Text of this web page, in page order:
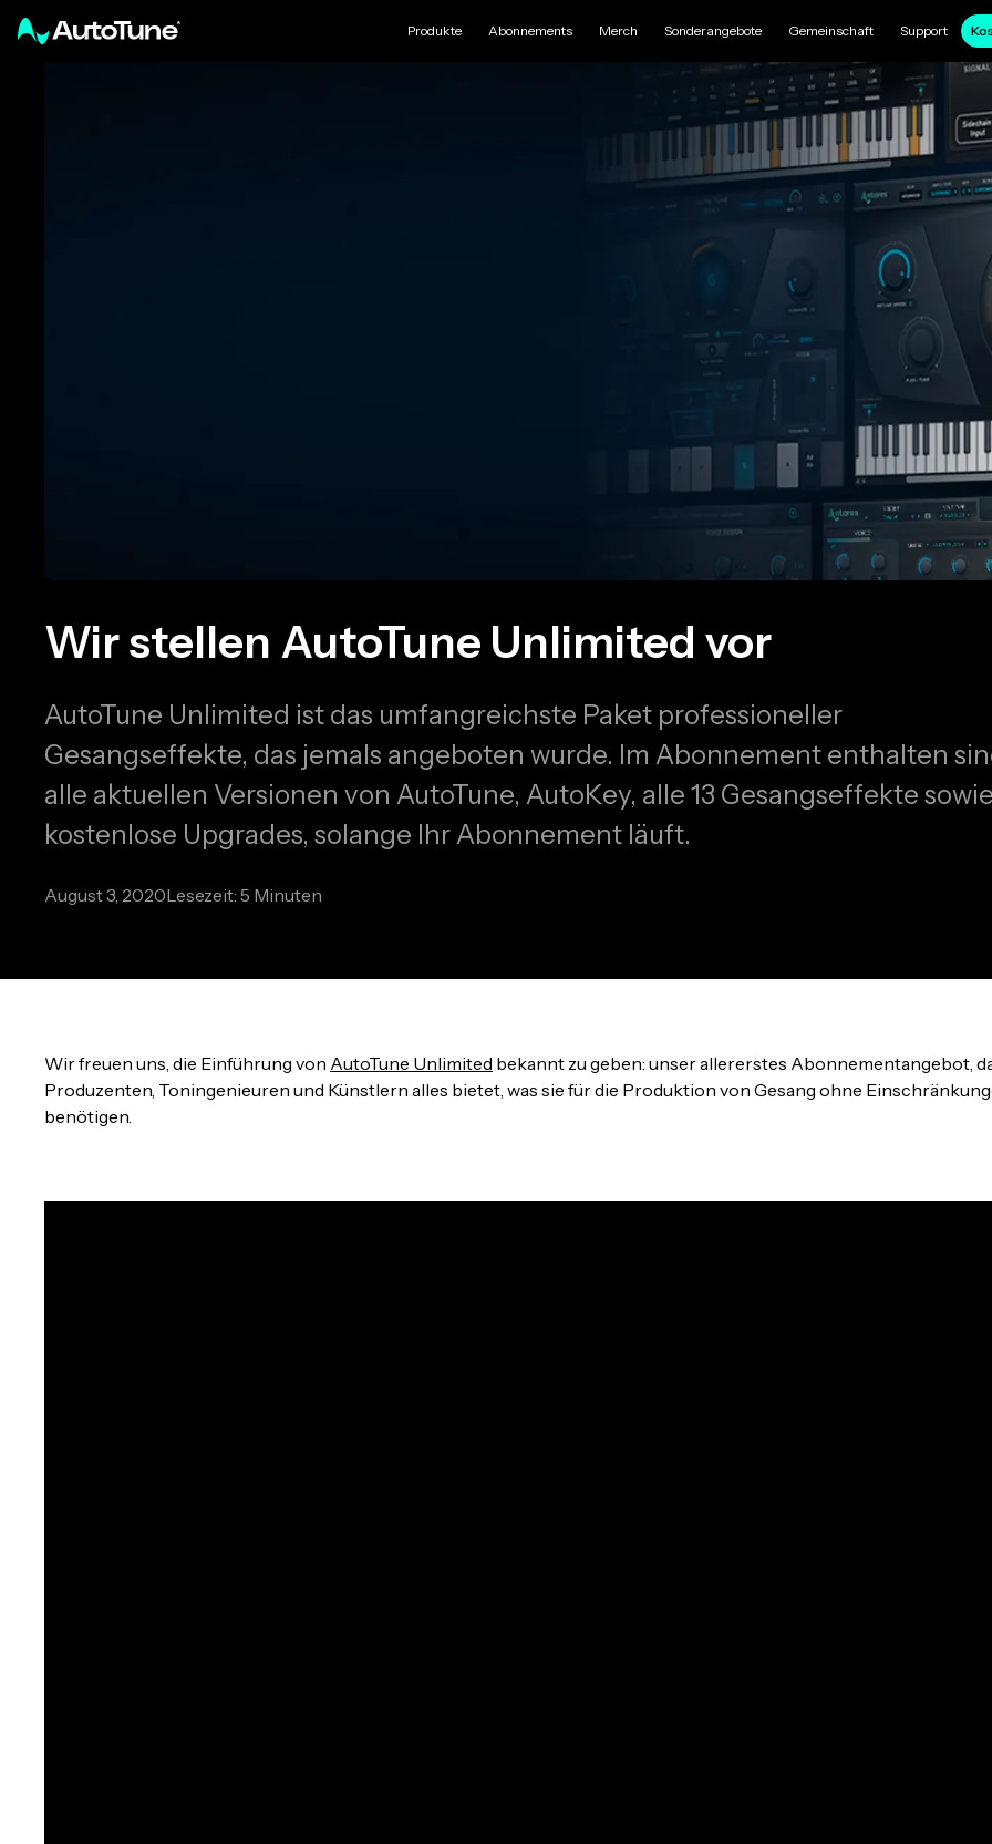
Produkte Abonnements Merch Sonderangebote Gemeinschaft Support
Wir stellen AutoTune Unlimited vor
AutoTune Unlimited ist das umfangreichste Paket professioneller
Gesangseffekte, das jemals angeboten wurde. Im Abonnement enthalten
alle aktuellen Versionen von AutoTune, AutoKey, alle 13 Gesangseffekte sowie
kostenlose Upgrades, solange Ihr Abonnement läuft.
August 3, 2020Lesezeit: 5 Minuten
Wir freuen uns, die Einführung von AutoTune Unlimited bekannt zu geben: unser allererstes Abonnementangebot,
Produzenten, Toningenieuren und Künstlern alles bietet, was sie für die Produktion von Gesang ohne
benötigen.